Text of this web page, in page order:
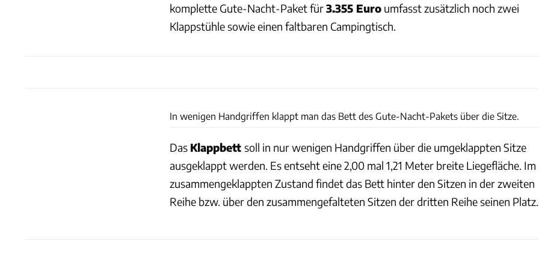
komplette Gute-Nacht-Paket für3.355 Euro umfasst zusätzlich noch zwei
Klappstühle sowie einen faltbaren Campingtisch.
In wenigen Handgriffen klappt man das Bett des Gute-Nacht-Pakets über die Sitze.
Das Klappbett soll in nur wenigen Handgriffen über die umgeklappten Sitze
ausgeklappt werden. Es entseht eine 2,00 mal 1,21 Meter breite Liegefläche. Im
zusammengeklappten Zustand findet das Bett hinter den Sitzen in der zweiten
Reihe bzw. über den zusammengefalteten Sitzen der dritten Reihe seinen Platz.